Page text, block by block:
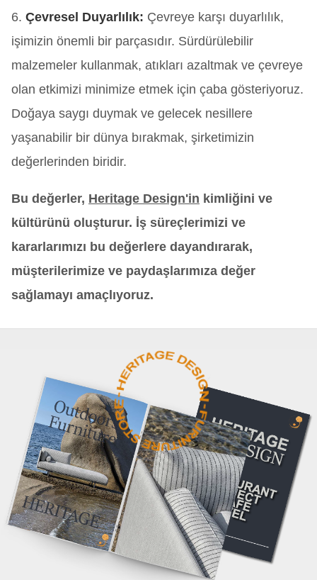
6. Çevresel Duyarlılık: Çevreye karşı duyarlılık,
işimizin önemli bir parçasıdır. Sürdürülebilir
malzemeler kullanmak, atıkları azaltmak ve çevreye
olan etkimizi minimize etmek için çaba gösteriyoruz.
Doğaya saygı duymak ve gelecek nesillere
yaşanabilir bir dünya bırakmak, şirketimizin
değerlerinden biridir.
Bu değerler, Heritage Design'in kimliğini ve
kültürünü oluşturur. İş süreçlerimizi ve
kararlarımızı bu değerlere dayandırarak,
müşterilerimize ve paydaşlarımıza değer
sağlamayı amaçlıyoruz.